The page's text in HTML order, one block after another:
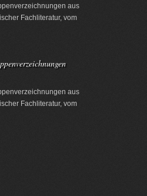
aus
Fachliteratur, vom
aus
Fachliteratur, vom